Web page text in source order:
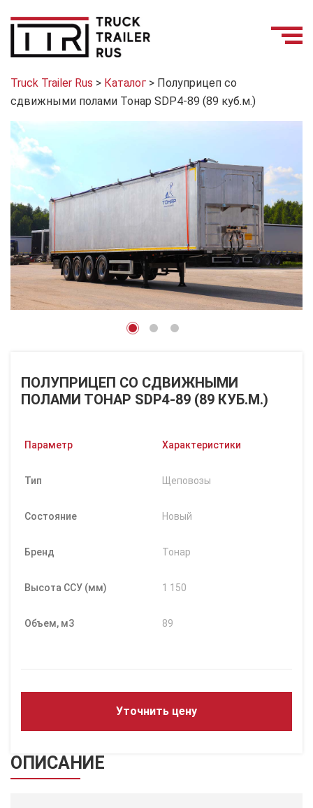
Truck Trailer Rus > Каталог > Полуприцеп со
сдвижными полами Тонар SDP4-89 (89 куб.м.)
ПОЛУПРИЦЕП СО СДВИЖНЫМИ
ПОЛАМИ ТОНАР SDP4-89 (89 КУБ.М.)
Параметр Характеристики
Тип Щеповозы
Состояние Новый
Бренд Тонар
Высота ССУ (мм) 1 150
Объем, м3 89
Уточнить цену
ОПИСАНИЕ